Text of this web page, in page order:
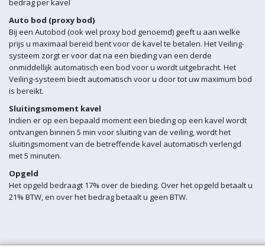
bedrag per kavel
Auto bod (proxy bod)
Bij een Autobod (ook wel proxy bod genoemd) geeft u aan welke
prijs u maximaal bereid bent voor de kavel te betalen. Het Veiling-
systeem zorgt er voor dat na een bieding van een derde
onmiddellijk automatisch een bod voor u wordt uitgebracht. Het
Veiling-systeem biedt automatisch voor u door tot uw maximum bod
is bereikt.
Sluitingsmoment kavel
Indien er op een bepaald moment een bieding op een kavel wordt
ontvangen binnen 5 min voor sluiting van de veiling, wordt het
sluitingsmoment van de betreffende kavel automatisch verlengd
met 5 minuten.
Opgeld
Het opgeld bedraagt 17% over de bieding. Over het opgeld betaalt u
21% BTW, en over het bedrag betaalt u geen BTW.